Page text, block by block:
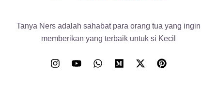
Tanya Ners adalah sahabat para orang tua yang ingin
memberikan yang terbaik untuk si Kecil